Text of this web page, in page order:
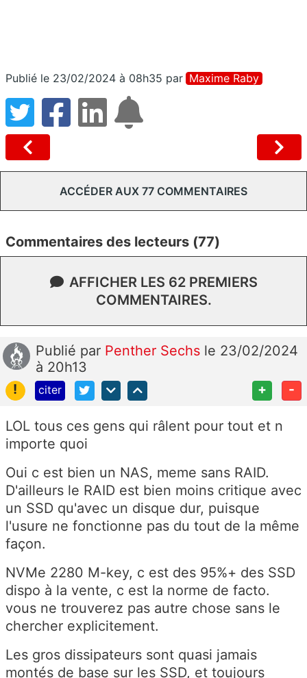
Publié le 23/02/2024 à 08h35 par Maxime Raby
ACCÉDER AUX 77 COMMENTAIRES
Commentaires des lecteurs (77)
AFFICHER LES 62 PREMIERS
COMMENTAIRES.
Publié par Penther Sechs le 23/02/2024
à 20h13
!
citer + -
LOL tous ces gens qui râlent pour tout et n
importe quoi
Oui c est bien un NAS, meme sans RAID.
D'ailleurs le RAID est bien moins critique avec
un SSD qu'avec un disque dur, puisque
l'usure ne fonctionne pas du tout de la même
façon.
NVMe 2280 M-key, c est des 95%+ des SSD
dispo à la vente, c est la norme de facto.
vous ne trouverez pas autre chose sans le
chercher explicitement.
Les gros dissipateurs sont quasi jamais
montés de base sur les SSD, et toujours